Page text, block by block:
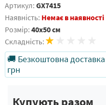
Артикул: GX7415
Наявність: Немає в наявності
Розмір: 40x50 см
Складність:
🚚 Безкоштовна
грн
Купують разом